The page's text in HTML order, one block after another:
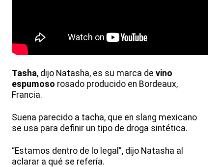
Tasha, dijo Natasha, es su marca de vino
espumoso rosado producido en Bordeaux,
Francia.
Suena parecido a tacha, que en slang mexicano
se usa para definir un tipo de droga sintética.
“Estamos dentro de lo legal”, dijo Natasha al
aclarar a qué se refería.